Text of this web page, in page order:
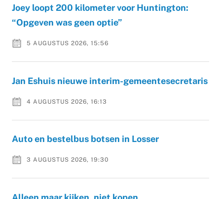
Joey loopt 200 kilometer voor Huntington:
“Opgeven was geen optie”
5 AUGUSTUS 2026, 15:56
Jan Eshuis nieuwe interim-gemeentesecretaris
4 AUGUSTUS 2026, 16:13
Auto en bestelbus botsen in Losser
3 AUGUSTUS 2026, 19:30